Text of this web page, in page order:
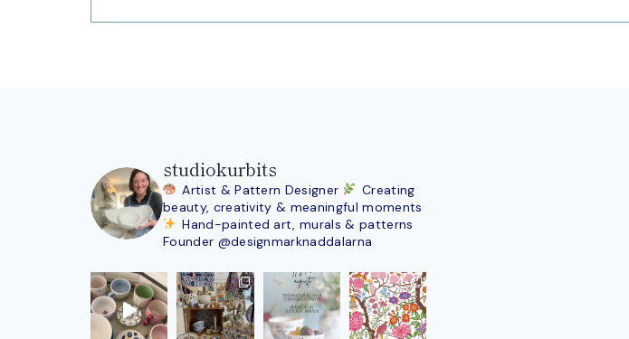
studiokurbits
Artist & Pattern Designer
Creating
beauty, creativity & meaningful moments
Hand-painted art, murals & patterns
Founder @designmarknaddalarna